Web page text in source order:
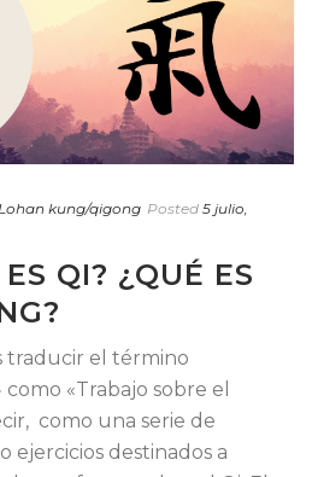
Lohan kung/qigong Posted 5 julio,
QI? ¿QUÉ ES
traducir el término
como «Trabajo sobre el
como una serie de
ejercicios destinados a